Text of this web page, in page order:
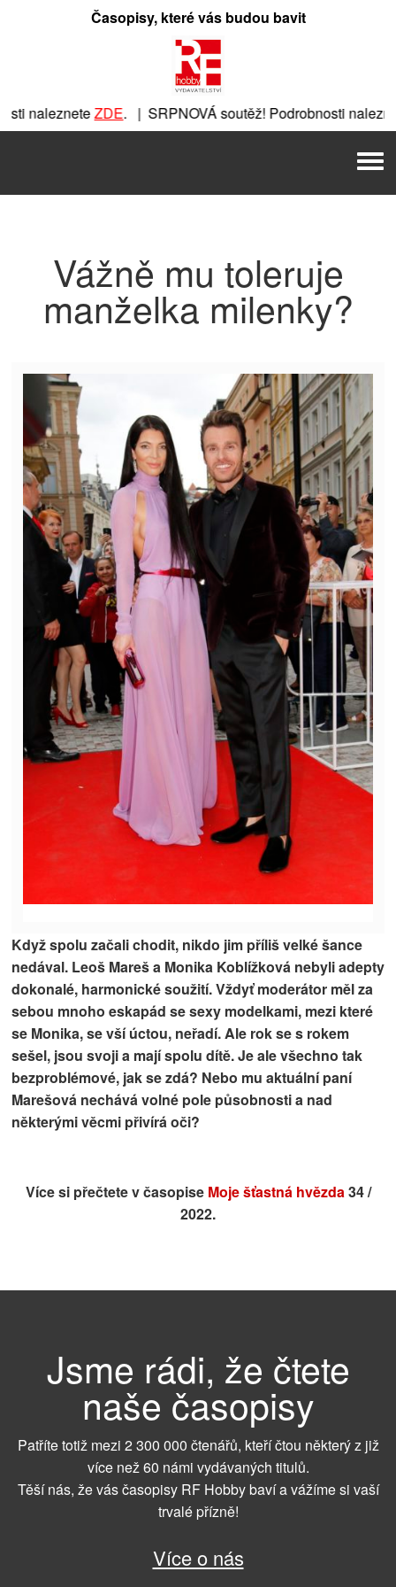
Časopisy, které vás budou bavit
nalezneteZDE. | SRPNOVÁ soutěž! Podrobnosti
. |
Vážně mu toleruje
manželka milenky?
Když spolu začali chodit, nikdo jim příliš velké šance
nedával. Leoš Mareš a Monika Koblížková nebyli adepty
dokonalé, harmonické soužití. Vždyť moderátor měl za
sebou mnoho eskapád se sexy modelkami, mezi které
se Monika, se vší úctou, neřadí. Ale rok se s rokem
sešel, jsou svoji a mají spolu dítě. Je ale všechno tak
bezproblémové, jak se zdá? Nebo mu aktuální paní
Marešová nechává volné pole působnosti a nad
některými věcmi přivírá oči?
Více si přečtete v časopise Moje šťastná hvězda34 /
2022.
Jsme rádi, že čtete
naše časopisy
Patříte totiž mezi 2 300 000 čtenářů, kteří čtou některý z již
více než 60 námi vydávaných titulů.
Těší nás, že vás časopisy RF Hobby baví a vážíme si vaší
trvalé přízně!
Více o nás